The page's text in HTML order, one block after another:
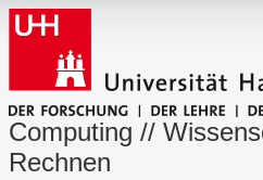
Computing //
Rechnen